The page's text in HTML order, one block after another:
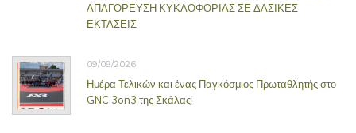
ΑΠΑΓΟΡΕΥΣΗ ΚΥΚΛΟΦΟΡΙΑΣ ΣΕ ΔΑΣΙΚΕΣ
ΕΚΤΑΣΕΙΣ
09/08/2026
Ημέρα Τελικών και ένας Παγκόσμιος Πρωταθλητής στο
GNC 3on3 της Σκάλας!